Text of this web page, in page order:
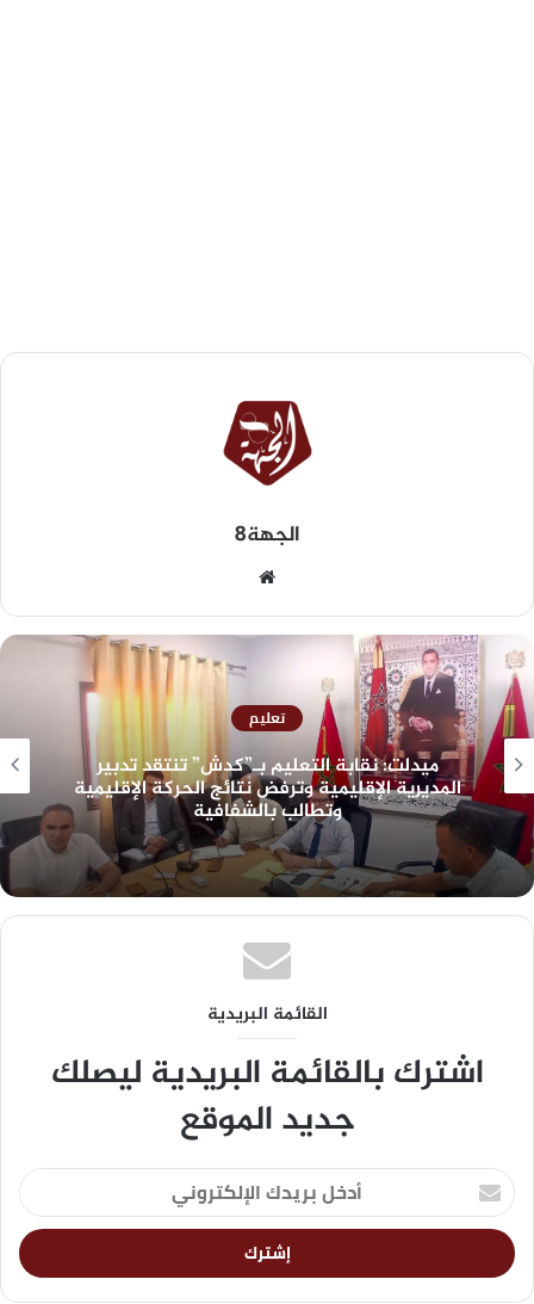
الجهة8
تعليم
ميدلت: نقابة التعليم بـ”كدش” تنتقد تدبير
المديرية الإقليمية وترفض نتائج الحركة الإقليمية
وتطالب بالشفافية
القائمة البريدية
اشترك بالقائمة البريدية ليصلك
جديد الموقع